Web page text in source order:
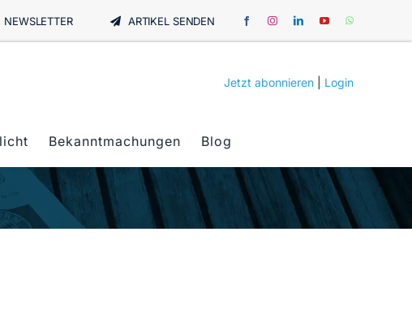
NEWSLETTER ARTIKEL SENDEN
Jetzt abonnieren Login
Bekanntmachungen Blog